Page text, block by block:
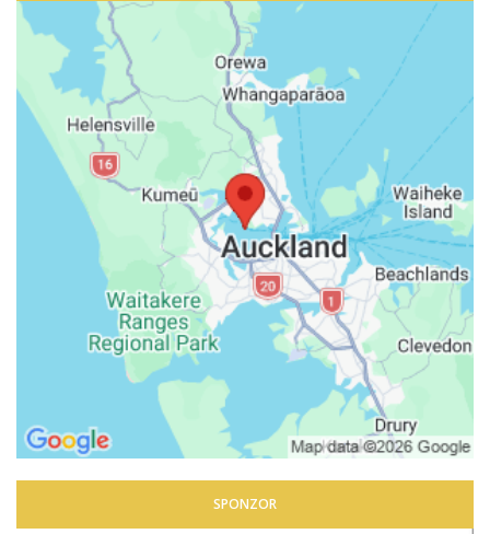
SPONZOR